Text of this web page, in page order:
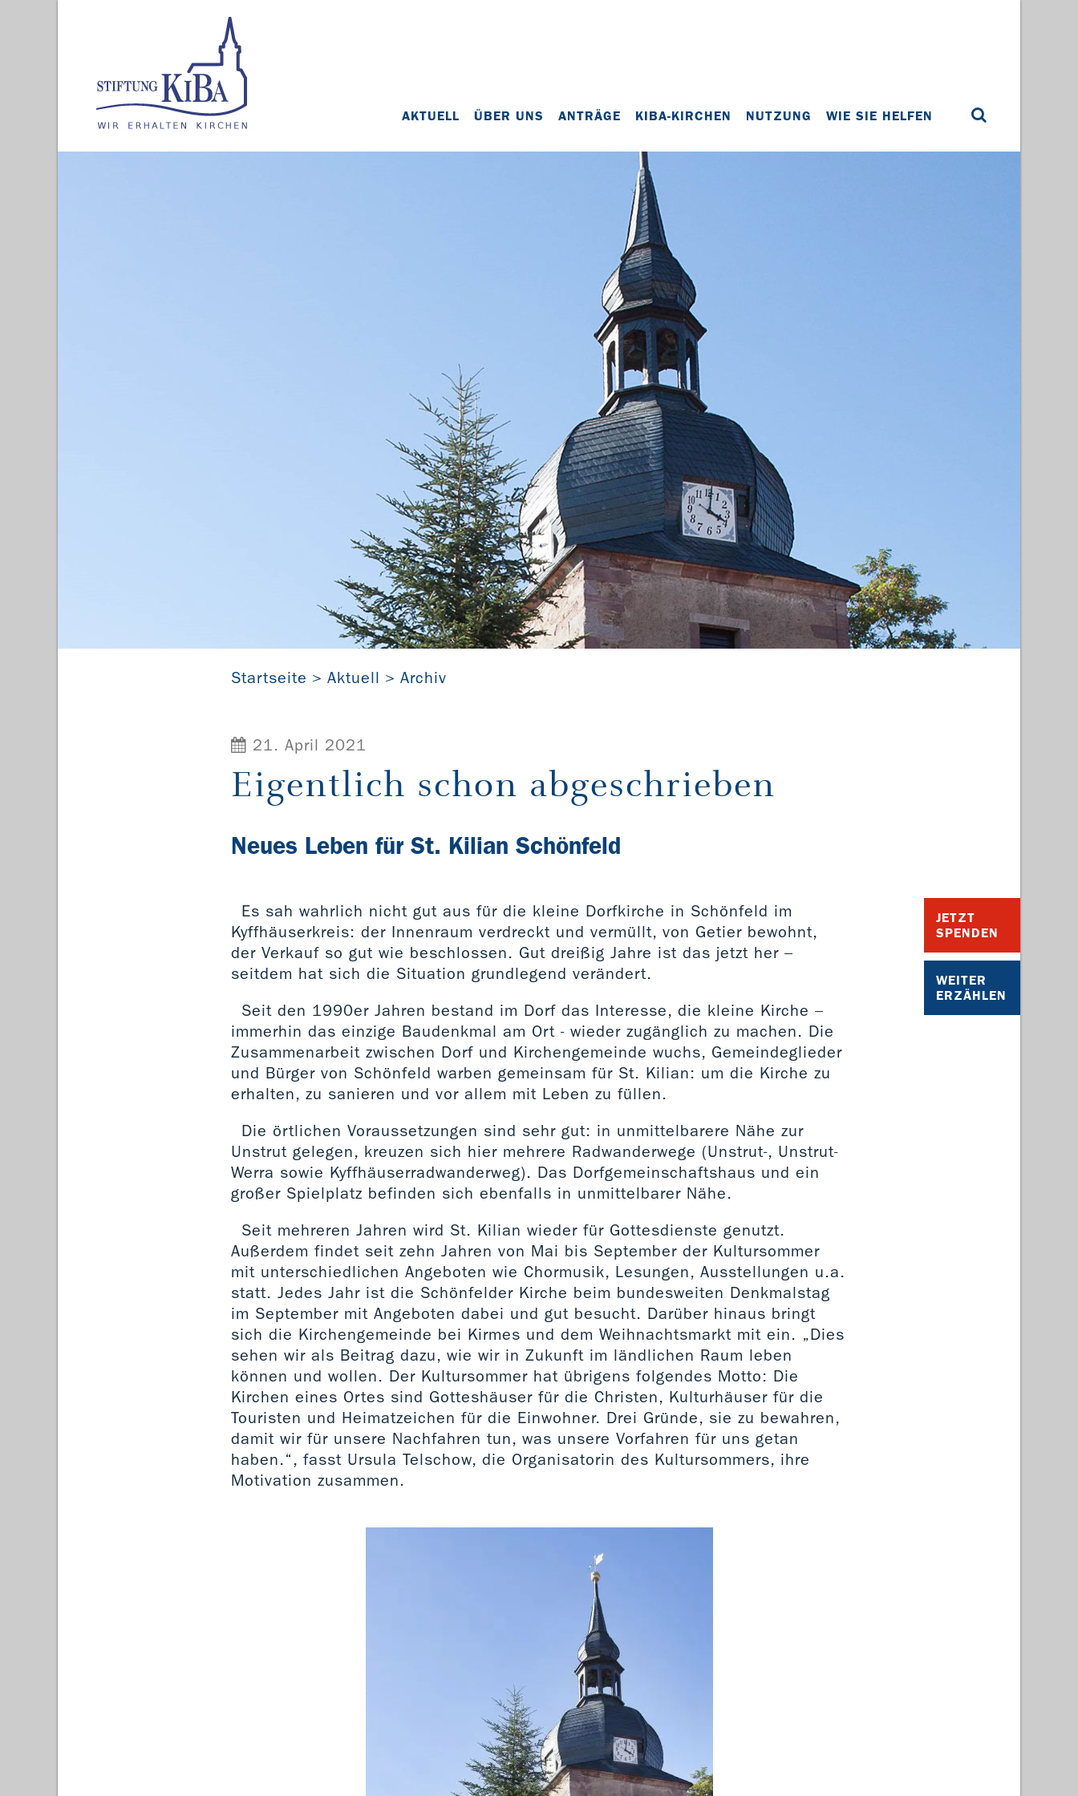
AKTUELL ÜBER UNS ANTRÄGE KIBA-KIRCHEN NUTZUNG WIE SIE HELFEN
St. Kilian zu Schönfeld (Thüringen)
JETZT
SPENDEN
WEITER
ERZÄHLEN
Startseite Aktuell Archiv
21. April 2021
Eigentlich schon abgeschrieben
Neues Leben für St. Kilian Schönfeld
Es sah wahrlich nicht gut aus für die kleine Dorfkirche in Schönfeld im
Kyffhäuserkreis: der Innenraum verdreckt und vermüllt, von Getier bewohnt,
der Verkauf so gut wie beschlossen. Gut dreißig Jahre ist das jetzt her –
seitdem hat sich die Situation grundlegend verändert.
Seit den 1990er Jahren bestand im Dorf das Interesse, die kleine Kirche –
immerhin das einzige Baudenkmal am Ort - wieder zugänglich zu machen. Die
Zusammenarbeit zwischen Dorf und Kirchengemeinde wuchs, Gemeindeglieder
und Bürger von Schönfeld warben gemeinsam für St. Kilian: um die Kirche zu
erhalten, zu sanieren und vor allem mit Leben zu füllen.
Die örtlichen Voraussetzungen sind sehr gut: in unmittelbarere Nähe zur
Unstrut gelegen, kreuzen sich hier mehrere Radwanderwege (Unstrut-, Unstrut-
Werra sowie Kyffhäuserradwanderweg). Das Dorfgemeinschaftshaus und ein
großer Spielplatz befinden sich ebenfalls in unmittelbarer Nähe.
Seit mehreren Jahren wird St. Kilian wieder für Gottesdienste genutzt.
Außerdem findet seit zehn Jahren von Mai bis September der Kultursommer
mit unterschiedlichen Angeboten wie Chormusik, Lesungen, Ausstellungen u.a.
statt. Jedes Jahr ist die Schönfelder Kirche beim bundesweiten Denkmalstag
im September mit Angeboten dabei und gut besucht. Darüber hinaus bringt
sich die Kirchengemeinde bei Kirmes und dem Weihnachtsmarkt mit ein. „Dies
sehen wir als Beitrag dazu, wie wir in Zukunft im ländlichen Raum leben
können und wollen. Der Kultursommer hat übrigens folgendes Motto: Die
Kirchen eines Ortes sind Gotteshäuser für die Christen, Kulturhäuser für die
Touristen und Heimatzeichen für die Einwohner. Drei Gründe, sie zu bewahren,
damit wir für unsere Nachfahren tun, was unsere Vorfahren für uns getan
haben.“, fasst Ursula Telschow, die Organisatorin des Kultursommers, ihre
Motivation zusammen.